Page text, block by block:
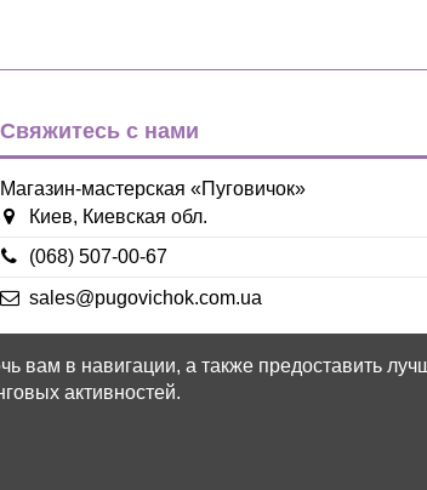
Свяжитесь с нами
Магазин-мастерская «Пуговичок»
Киев, Киевская обл.
(068) 507-00-67
sales@pugovichok.com.ua
вам в навигации, а также предоставить
активностей.